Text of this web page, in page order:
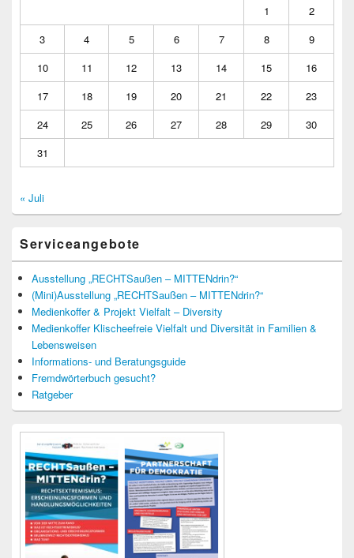
1
2
3
4 5 6 7 8
9
10
11 12 13 14 15
16
17
18 19 20 21 22
23
24
25 26 27 28 29
30
31
« Juli
Serviceangebote
Ausstellung „RECHTSaußen – MITTENdrin?“
(Mini)Ausstellung „RECHTSaußen – MITTENdrin?“
Medienkoffer & Projekt Vielfalt – Diversity
Medienkoffer Klischeefreie Vielfalt und Diversität in Familien &
Lebensweisen
Informations- und Beratungsguide
Fremdwörterbuch gesucht?
Ratgeber